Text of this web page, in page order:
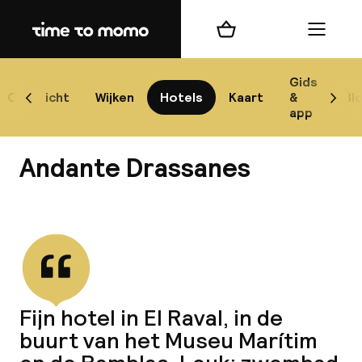
Home
Overzicht Wijken Hotels Kaart
Gids
&
app
Scroll naar links
Winkelmand Menu
Andante Drassanes
Fijn hotel in El Raval, in de
buurt van het Museu Marítim